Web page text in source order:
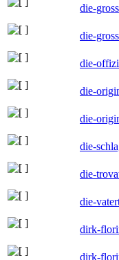
die-
die-
die-
die-
die-
die-
die-
die-
dirk-
dirk-